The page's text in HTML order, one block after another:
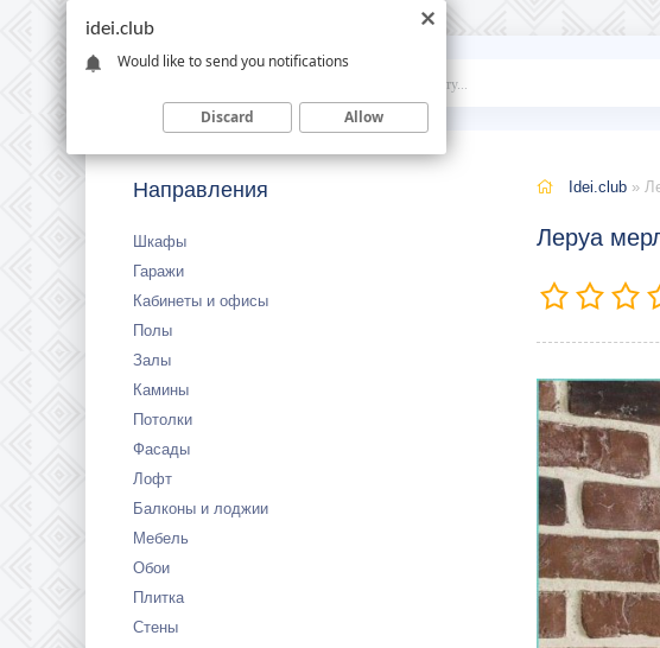
Idei
Направления
Шкафы
Гаражи
Кабинеты и офисы
Полы
Залы
Камины
Потолки
Фасады
Лофт
Балконы и лоджии
Мебель
Обои
Плитка
Стены
Idei.club »
Леруа
idei.club
Would like to send you notifications
Discard Allow